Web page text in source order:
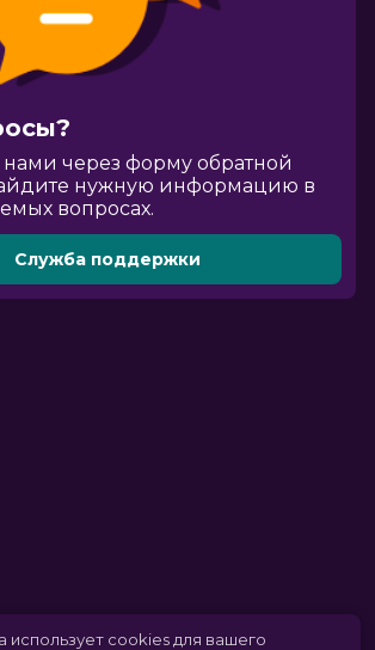
нами через форму обратной
нужную информацию в
вопросах.
Служба поддержки
использует cookies для вашего